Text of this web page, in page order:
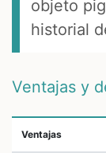
objeto
historial
Ventajas y
Ventajas